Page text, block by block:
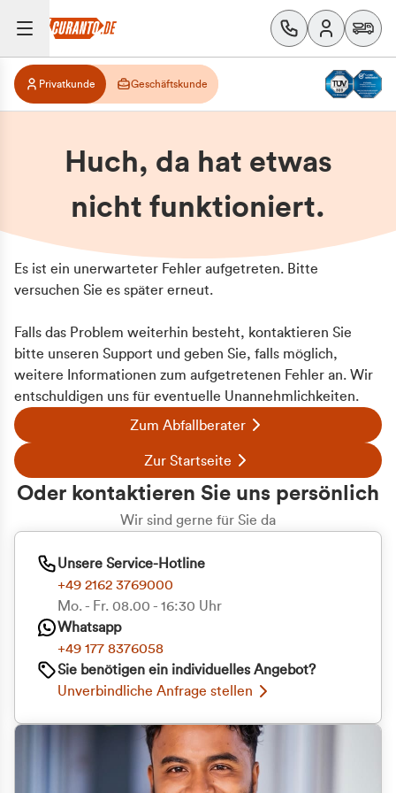
Zustimmung
Wir verwenden Cookies, um Inhalte und Anzeigen
zu personalisieren, Funktionen für soziale Medien
anbieten zu können und die Zugriffe auf unsere
Privatkunde Geschäftskunde
Huch, da hat etwas
nicht funktioniert.
Es ist ein unerwarteter Fehler aufgetreten. Bitte
versuchen Sie es später erneut.
Falls das Problem weiterhin besteht, kontaktieren Sie
bitte unseren Support und geben Sie, falls möglich,
weitere Informationen zum aufgetretenen Fehler an. Wir
entschuldigen uns für eventuelle Unannehmlichkeiten.
Zum Abfallberater
Zur Startseite
Oder kontaktieren Sie uns persönlich
Wir sind gerne für Sie da
Unsere Service-Hotline
+49 2162 3769000
Mo. - Fr. 08.00 - 16:30 Uhr
Whatsapp
+49 177 8376058
Sie benötigen ein individuelles Angebot?
Unverbindliche Anfrage stellen